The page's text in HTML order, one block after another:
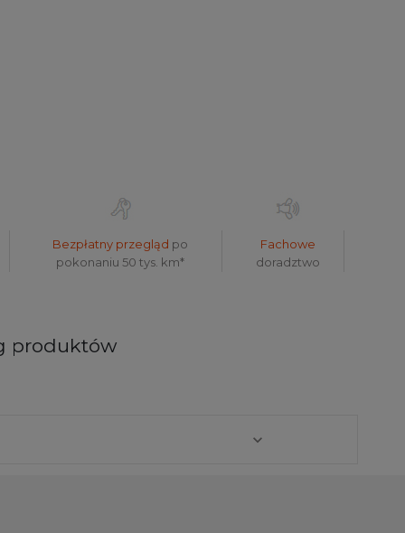
Bezpłatny przegląd po
pokonaniu 50 tys. km*
Fachowe
doradztwo
produktów